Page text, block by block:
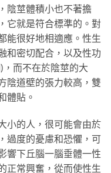
陰莖體積小也不著擔
它就是符合標準的。對
能很好地相適應。性生
和密切配合，以及性功
而不在於陰莖的大
陰道壁的張力較高，雙
體貼。
的人，很可能會由於
過度的憂慮和恐懼，可
響下丘腦一腦垂體一性
正常興奮，從而使性生